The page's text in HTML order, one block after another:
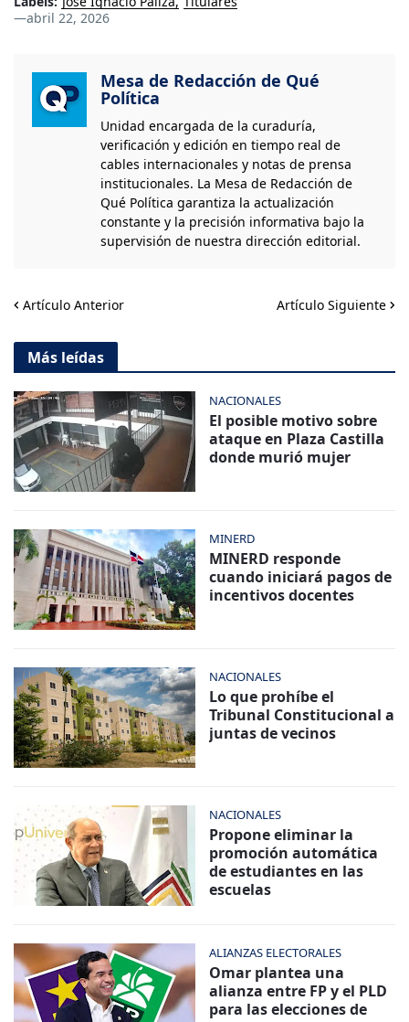
—abril 22, 2026
Mesa de Redacción de Qué
Política
Unidad encargada de la curaduría,
verificación y edición en tiempo real de
cables internacionales y notas de prensa
institucionales. La Mesa de Redacción de
Qué Política garantiza la actualización
constante y la precisión informativa bajo la
supervisión de nuestra dirección editorial.
Artículo Anterior Artículo Siguiente
Más leídas
NACIONALES
El posible motivo sobre
ataque en Plaza Castilla
donde murió mujer
MINERD
MINERD responde
cuando iniciará pagos de
incentivos docentes
NACIONALES
Lo que prohíbe el
Tribunal Constitucional a
juntas de vecinos
NACIONALES
Propone eliminar la
promoción automática
de estudiantes en las
escuelas
ALIANZAS ELECTORALES
Omar plantea una
alianza entre FP y el PLD
para las elecciones de